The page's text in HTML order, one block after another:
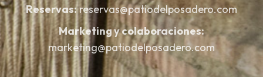
Reservas:reservas@patiodelposadero.com
Marketing y colaboraciones:
marketing@patiodelposadero.com